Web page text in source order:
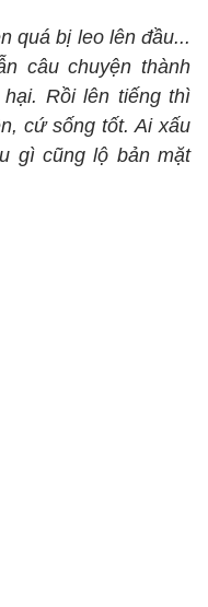
quá bị leo lên đầu...
câu chuyện thành
Rồi lên tiếng thì
cứ sống tốt. Ai xấu
gì cũng lộ bản mặt